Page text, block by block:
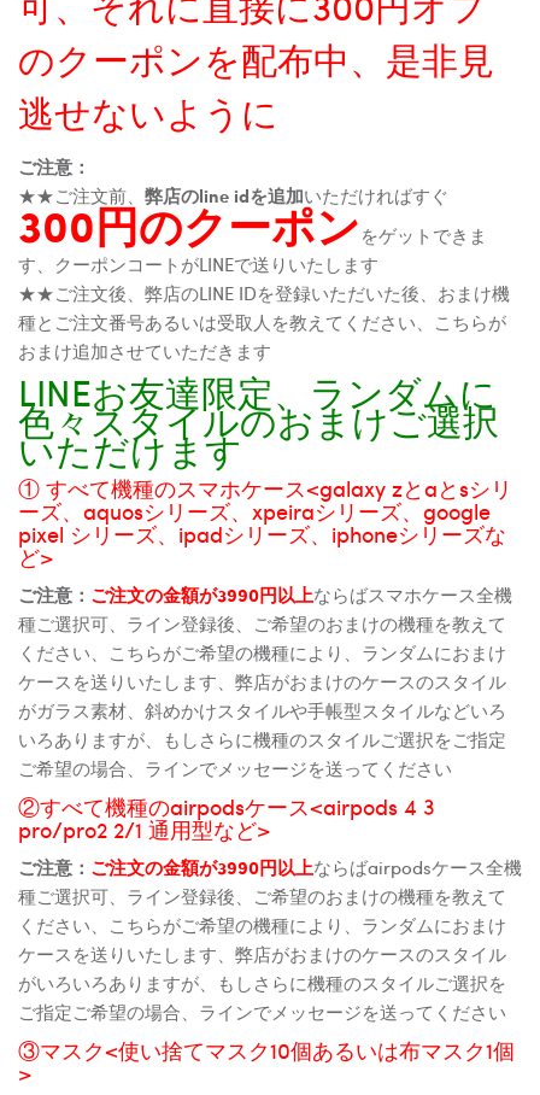
のクーポンを配布中、是非見
逃せないように
ご注意：
★★ご注文前、 弊店のline idを追加いただければすぐ
300円のクーポンをゲットできま
す、クーポンコートがLINEで送りいたします
★★ご注文後、弊店のLINE IDを登録いただいた後、おまけ機
種とご注文番号あるいは受取人を教えてください、こちらが
おまけ追加させていただきます
LINEお友達限定、ランダムに
色々スタイルのおまけご選択
いただけます
① すべて機種のスマホケース<galaxy zとaとsシリ
ーズ、aquosシリーズ、xpeiraシリーズ、google
pixel シリーズ、ipadシリーズ、iphoneシリーズな
ど>
ご注意： ご注文の金額が3990円以上ならばスマホケース全機
種ご選択可、ライン登録後、ご希望のおまけの機種を教えて
ください、こちらがご希望の機種により、ランダムにおまけ
ケースを送りいたします、弊店がおまけのケースのスタイル
がガラス素材、斜めかけスタイルや手帳型スタイルなどいろ
いろありますが、もしさらに機種のスタイルご選択をご指定
ご希望の場合、ラインでメッセージを送ってください
②すべて機種のairpodsケース<airpods 4 3
pro/pro2 2/1 通用型など>
ご注意： ご注文の金額が3990円以上ならばairpodsケース全機
種ご選択可、ライン登録後、ご希望のおまけの機種を教えて
ください、こちらがご希望の機種により、ランダムにおまけ
ケースを送りいたします、弊店がおまけのケースのスタイル
がいろいろありますが、もしさらに機種のスタイルご選択を
ご指定ご希望の場合、ラインでメッセージを送ってください
③マスク<使い捨てマスク10個あるいは布マスク1個
>